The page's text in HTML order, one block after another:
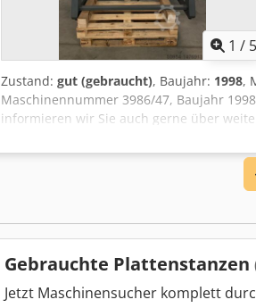
1 / 5
Zustand: gut (gebraucht), Baujahr: 1998,
Maschinennummer 3986/47, Baujahr
informieren wir Sie auch gerne über
sind herzlich willkommen, nach
besichtigen.
Gebrauchte Plattenstanzen
Jetzt Maschinensucher komplett